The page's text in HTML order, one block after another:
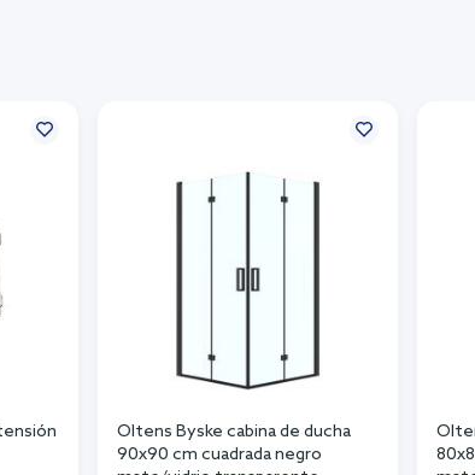
Oltens Byske cabina de ducha
90x90 cm cuadrada negro